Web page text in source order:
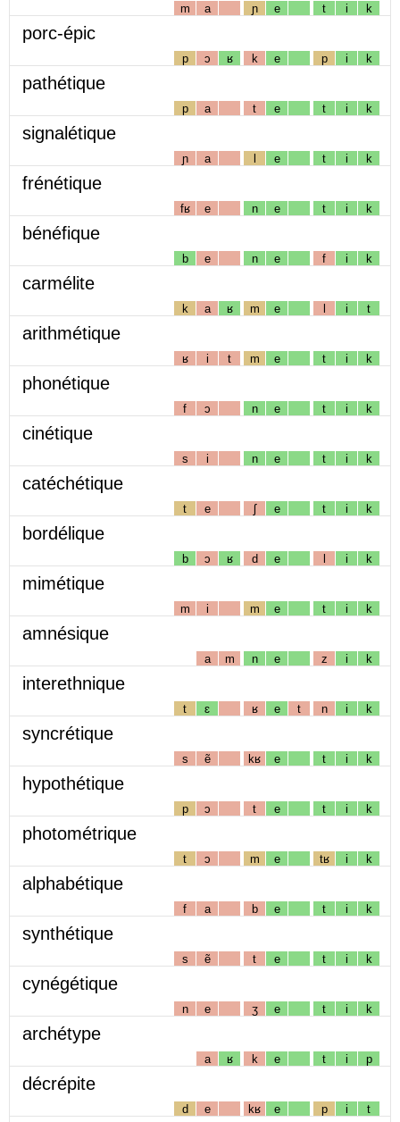
m a ɲ e t i k
porc-épic
p ɔ ʁ k e p i k
pathétique
p a t e t i k
signalétique
ɲ a l e t i k
frénétique
fʁ e n e t i k
bénéfique
b e n e f i k
carmélite
k a ʁ m e l i t
arithmétique
ʁ i t m e t i k
phonétique
f ɔ n e t i k
cinétique
s i n e t i k
catéchétique
t e ʃ e t i k
bordélique
b ɔ ʁ d e l i k
mimétique
m i m e t i k
amnésique
a m n e z i k
interethnique
t ɛ ʁ e t n i k
syncrétique
s ẽ kʁ e t i k
hypothétique
p ɔ t e t i k
photométrique
t ɔ m e tʁ i k
alphabétique
f a b e t i k
synthétique
s ẽ t e t i k
cynégétique
n e ʒ e t i k
archétype
a ʁ k e t i p
décrépite
d e kʁ e p i t